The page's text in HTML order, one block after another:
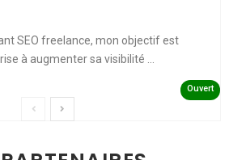
SEO freelance, mon objectif est
à augmenter sa visibilité ...
Ouvert